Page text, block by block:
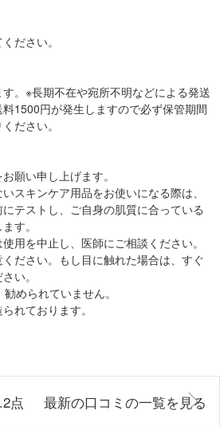
ださい。
。※長期不在や宛所不明などによる発送
1500円が発生しますので必ず保管期間
ださい。
願い申し上げます。
スキンケア用品をお使いになる際は、
テストし、ご自身の肌質に合っている
す。
用を中止し、医師にご相談ください。
ください。もし目に触れた場合は、すぐ
い。
められていません。
れております。
点 最新の口コミの一覧を見る